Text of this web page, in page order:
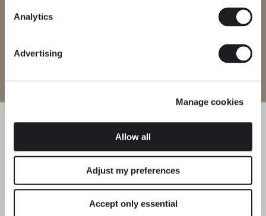
Analytics
Advertising
Manage cookies
Allow all
Adjust my preferences
Accept only essential